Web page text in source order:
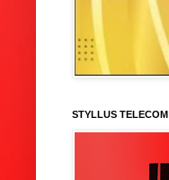
STYLLUS TELECOM